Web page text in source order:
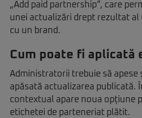
„Add paid partnership”, care
unei actualizări drept rezultat al
cu un brand.
Cum poate fi aplicată
Administratorii trebuie să apese
apăsată actualizarea publicată.
contextual apare noua opțiune
etichetei de parteneriat plătit.